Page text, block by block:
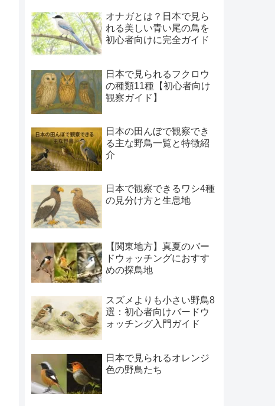
オナガとは？日本で見ら
れる美しい青い尾の鳥を
初心者向けに完全ガイド
日本で見られるフクロウ
の種類11種【初心者向け
観察ガイド】
日本の田んぼで観察でき
る主な野鳥一覧と特徴紹
介
日本で観察できるワシ4種
の見分け方と生息地
【関東地方】真夏のバー
ドウォッチングにおすす
めの探鳥地
スズメよりも小さい野鳥8
選：初心者向けバードウ
ォッチング入門ガイド
日本で見られるオレンジ
色の野鳥たち